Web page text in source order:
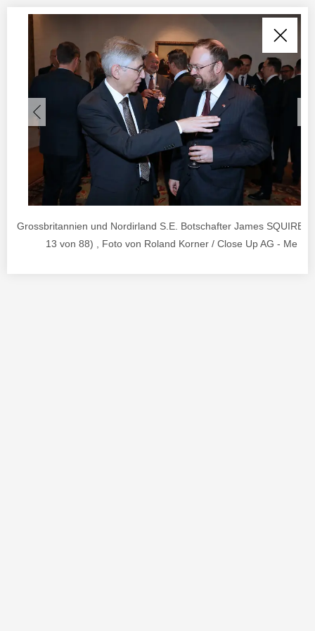
Grossbritannien und Nordirland S.E. Botschafter James SQUIRE
13 von 88) , Foto von Roland Korner / Close Up AG - Me